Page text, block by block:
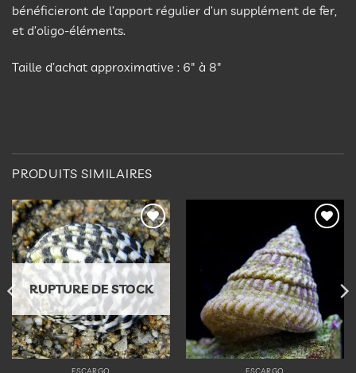
bénéficieront de l’apport régulier d’un supplément de fer,
et d’oligo-éléments.
Taille d’achat approximative : 6″ à 8″
PRODUITS SIMILAIRES
Ajouter
à la
liste
d’envies
RUPTURE DE STOCK
d’envies